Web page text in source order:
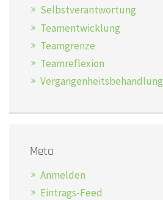
Selbstverantwortung
Teamentwicklung
Teamgrenze
Teamreflexion
Vergangenheitsbehandlung
Meta
Anmelden
Eintrags-Feed